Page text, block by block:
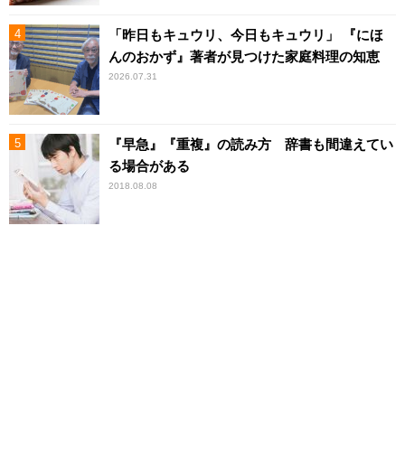
「昨日もキュウリ、今日もキュウリ」 『にほ
んのおかず』著者が見つけた家庭料理の知恵
2026.07.31
『早急』『重複』の読み方 辞書も間違えてい
る場合がある
2018.08.08